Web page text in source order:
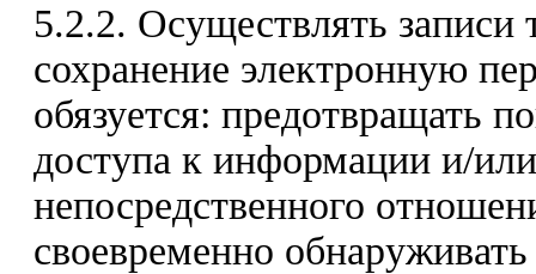
5.2.2. Осуществлять записи
сохранение электронную
обязуется: предотвращать
доступа к информации и/
непосредственного
своевременно